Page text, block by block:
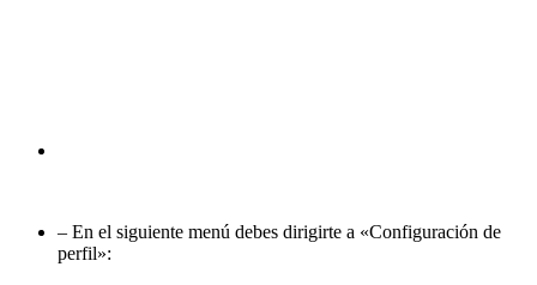
– En el siguiente menú debes dirigirte a «Configuración de
perfil»: